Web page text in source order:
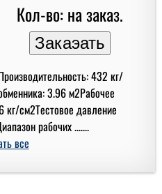
Кол-во: на заказ.
432 кг/
3.96 м2Рабочее
кг/см2Тестовое давление
рабочих .......
все